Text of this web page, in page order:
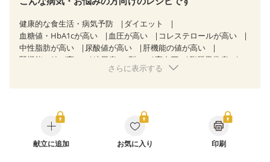
健康的な食生活・病気予防
ダイエット
血糖値・HbA1cが高い
血圧が高い
コレステロールが高い
中性脂肪が高い
尿酸値が高い
肝機能の値が高い
腎機能の値が高い
糖尿病（2型） 高血圧
脂質異常症
胃ポリープ
胆石症
糖尿病性腎症（第３期）
CKD（ステージ１）
CKD（ステージ２）
乳がん（抗がん剤治療中）
乳がん（ホルモン療法中）
乳がん（放射線治療中）
さらに表示する
献立に追加 お気に入り 印刷